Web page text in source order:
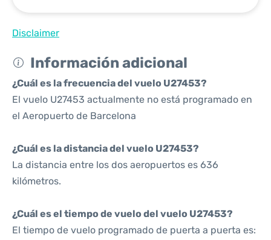
Disclaimer
Información adicional
¿Cuál es la frecuencia del vuelo U27453?
El vuelo U27453 actualmente no está programado en
el Aeropuerto de Barcelona
¿Cuál es la distancia del vuelo U27453?
La distancia entre los dos aeropuertos es 636
kilómetros.
¿Cuál es el tiempo de vuelo del vuelo U27453?
El tiempo de vuelo programado de puerta a puerta es: